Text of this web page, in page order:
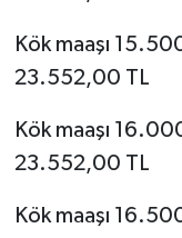
Kök maaşı
23.552,00 TL
Kök maaşı
23.552,00 TL
Kök maaşı